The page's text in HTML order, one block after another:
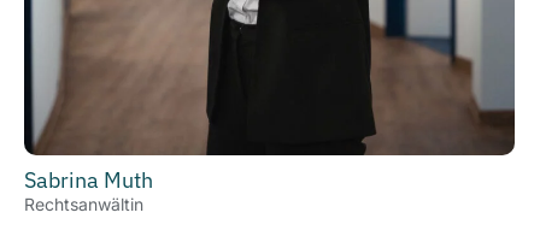
Sabrina Muth
Rechtsanwältin